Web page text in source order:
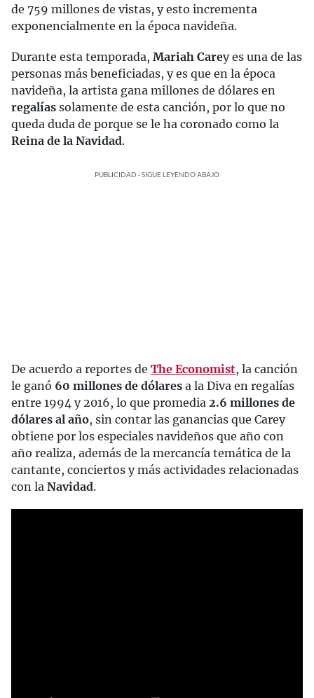
de 759 millones de vistas, y esto incrementa
exponencialmente en la época navideña.
Durante esta temporada, Mariah Carey es una de las
personas más beneficiadas, y es que en la época
navideña, la artista gana millones de dólares en
regalías solamente de esta canción, por lo que no
queda duda de porque se le ha coronado como la
Reina de la Navidad.
PUBLICIDAD - SIGUE LEYENDO ABAJO
De acuerdo a reportes de The Economist, la canción
le ganó 60 millones de dólares a la Diva en regalías
entre 1994 y 2016, lo que promedia 2.6 millones de
dólares al año, sin contar las ganancias que Carey
obtiene por los especiales navideños que año con
año realiza, además de la mercancía temática de la
cantante, conciertos y más actividades relacionadas
con la Navidad.